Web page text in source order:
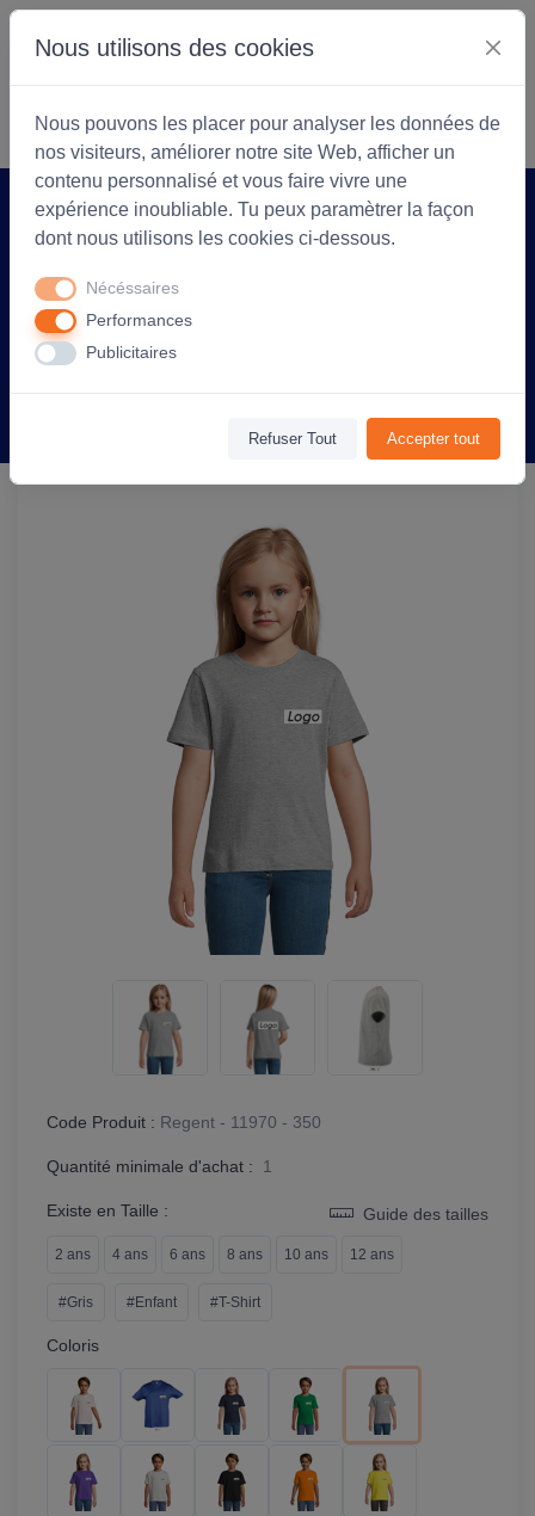
S'identifier Commencer
Accueil Coopérarock Produit
150g Regent - personnalisé cœur et dos
Code Produit : Regent - 11970 - 350
Quantité minimale d'achat : 1
Existe en Taille : Guide des tailles
2 ans 4 ans 6 ans 8 ans 10 ans 12 ans
#Gris #Enfant #T-Shirt
Coloris
Nous utilisons des cookies
Nous pouvons les placer pour analyser les données de
nos visiteurs, améliorer notre site Web, afficher un
contenu personnalisé et vous faire vivre une
expérience inoubliable. Tu peux paramètrer la façon
dont nous utilisons les cookies ci-dessous.
Nécéssaires
Performances
Publicitaires
Refuser Tout Accepter tout